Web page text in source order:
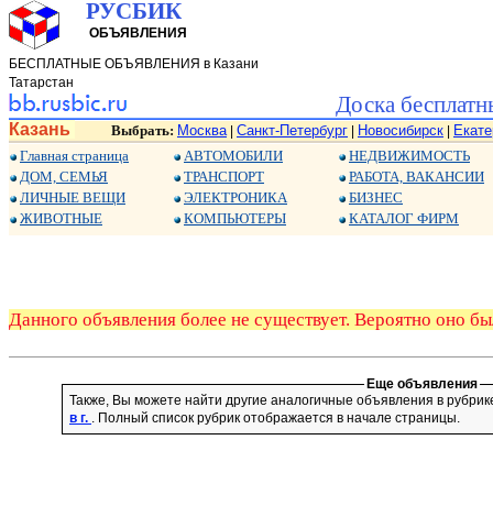
РУСБИК
ОБЪЯВЛЕНИЯ
БЕСПЛАТНЫЕ ОБЪЯВЛЕНИЯ в Казани
Татарстан
Доска
Казань Выбрать: Москва| Санкт-Петербург Новосибирск
Главная страница
ДОМ, СЕМЬЯ
ЛИЧНЫЕ ВЕЩИ
ЖИВОТНЫЕ
АВТОМОБИЛИ
ТРАНСПОРТ
ЭЛЕКТРОНИКА
КОМПЬЮТЕРЫ
НЕДВИЖИМОСТЬ
РАБОТА, ВАКАНСИИ
БИЗНЕС
КАТАЛОГ ФИРМ
Данного объявления более не существует. Вероятно оно
Еще объявления
Также, Вы можете найти другие аналогичные объявления в
в г. . Полный список рубрик отображается в начале страницы.